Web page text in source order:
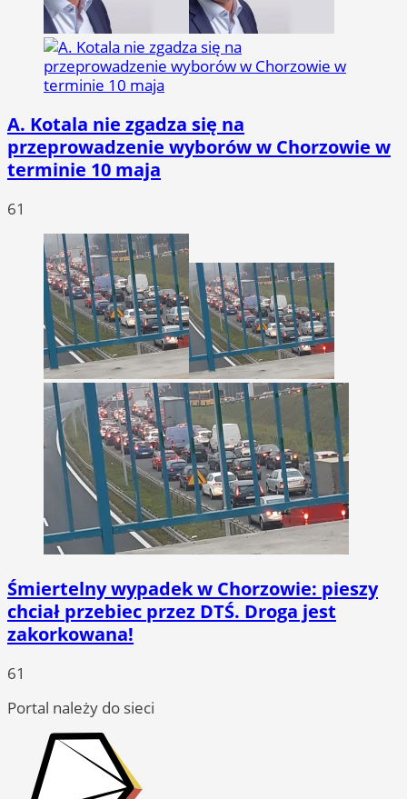
A. Kotala nie zgadza się na
przeprowadzenie wyborów w Chorzowie w
terminie 10 maja
61
Śmiertelny wypadek w Chorzowie: pieszy
chciał przebiec przez DTŚ. Droga jest
zakorkowana!
61
Portal należy do sieci